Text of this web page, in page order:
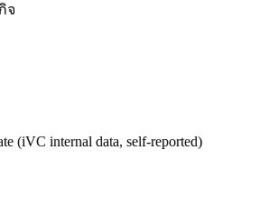
จ
(iVC internal data, self-reported)